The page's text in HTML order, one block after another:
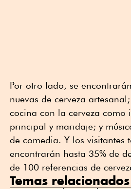
Por otro lado, se
nuevas de cerveza
cocina con la cerveza como
principal y maridaje; y
de comedia. Y los visitantes
encontrarán hasta 35% de
de 100 referencias de
Temas relacionados